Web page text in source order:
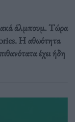
άλμπουμ. Τώρα
Η αθωότητα
έχει ήδη